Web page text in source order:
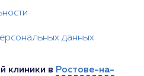
данных
клиники в Ростове-на-